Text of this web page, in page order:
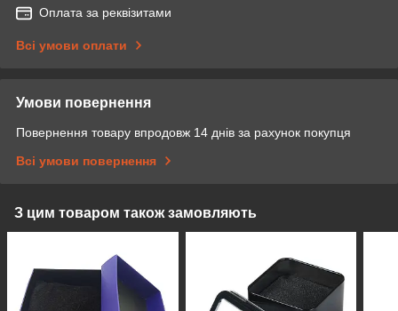
Оплата за реквізитами
Всі умови оплати
Умови повернення
Повернення товару впродовж 14 днів за рахунок покупця
Всі умови повернення
З цим товаром також замовляють